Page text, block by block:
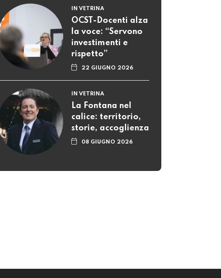
IN VETRINA
OCST-Docenti alza
la voce: “Servono
investimenti e
rispetto”
22 GIUGNO 2026
IN VETRINA
La Fontana nel
calice: territorio,
storie, accoglienza
08 GIUGNO 2026